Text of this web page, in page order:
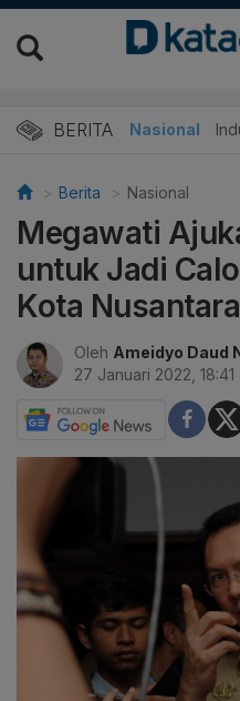
BERITA Nasional
Berita Nasional
Megawati
untuk Jadi
Kota Nusantara
Oleh Ameidyo Daud
27 Januari 2022, 18:41